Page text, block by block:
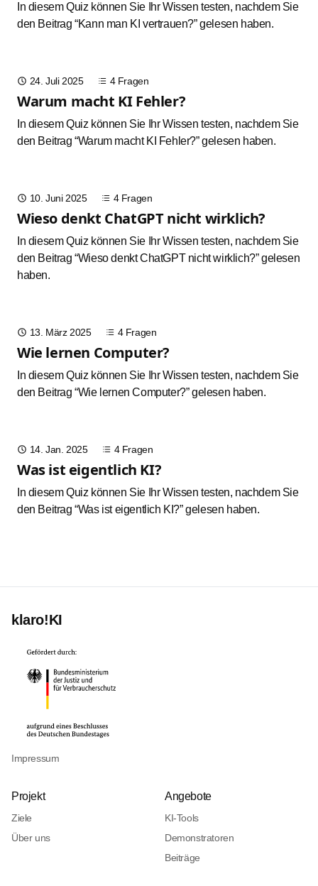
In diesem Quiz können Sie Ihr Wissen testen, nachdem Sie
den Beitrag“Kann man KI vertrauen?”gelesen haben.
24. Juli 2025 4 Fragen
Warum macht KI Fehler?
In diesem Quiz können Sie Ihr Wissen testen, nachdem Sie
den Beitrag“Warum macht KI Fehler?”gelesen haben.
10. Juni 2025 4 Fragen
Wieso denkt ChatGPT nicht wirklich?
In diesem Quiz können Sie Ihr Wissen testen, nachdem Sie
den Beitrag“Wieso denkt ChatGPT nicht wirklich?”gelesen
haben.
13. März 2025 4 Fragen
Wie lernen Computer?
In diesem Quiz können Sie Ihr Wissen testen, nachdem Sie
den Beitrag“Wie lernen Computer?”gelesen haben.
14. Jan. 2025 4 Fragen
Was ist eigentlich KI?
In diesem Quiz können Sie Ihr Wissen testen, nachdem Sie
den Beitrag“Was ist eigentlich KI?”gelesen haben.
klaro!KI
Impressum
Projekt
Ziele
Über uns
Angebote
KI-Tools
Demonstratoren
Beiträge